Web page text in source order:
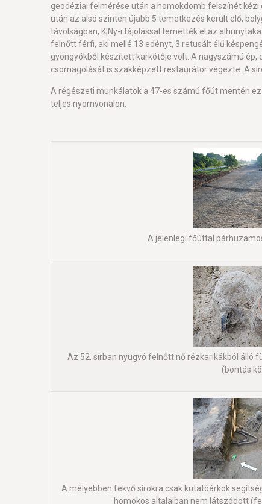
geodéziai felmérése után a homokdomb felszínét
után az alsó szinten újabb 5 temetkezés került elő,
távolságban, K¦Ny-i tájolással temették el az
felnőtt férfi, aki mellé 13 edényt, 3 retusált élű
gyöngyökből készített karkötője volt. A nagyszámú
csomagolását is szakképzett restaurátor végezte. A
A régészeti munkálatok a 47-es számú főút mentén
teljes nyomvonalon.
A jelenlegi főúttal
Az 52. sírban nyugvó felnőtt nő rézkarikákból álló
(bontás
A mélyebben fekvő sírokra csak kutatóárkok
homokos altalajban nem látszódott